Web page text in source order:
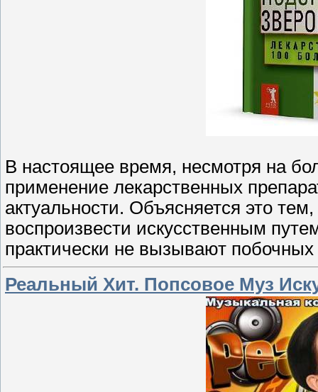
В настоящее время, несмотря на
применение лекарственных
актуальности. Объясняется это
воспроизвести искусственным
практически не вызывают
Реальный Хит. Попсовое Муз